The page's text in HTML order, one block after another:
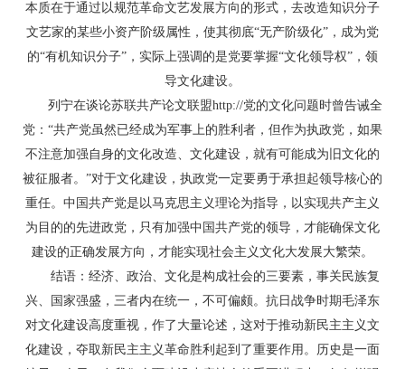
本质在于通过以规范革命文艺发展方向的形式，去改造知识分子
文艺家的某些小资产阶级属性，使其彻底“无产阶级化”，成为党
的“有机知识分子”，实际上强调的是党要掌握“文化领导权”，领
导文化建设。
列宁在谈论苏联共产论文联盟http://党的文化问题时曾告诫全
党：“共产党虽然已经成为军事上的胜利者，但作为执政党，如果
不注意加强自身的文化改造、文化建设，就有可能成为旧文化的
被征服者。”对于文化建设，执政党一定要勇于承担起领导核心的
重任。中国共产党是以马克思主义理论为指导，以实现共产主义
为目的的先进政党，只有加强中国共产党的领导，才能确保文化
建设的正确发展方向，才能实现社会主义文化大发展大繁荣。
结语：经济、政治、文化是构成社会的三要素，事关民族复
兴、国家强盛，三者内在统一，不可偏颇。抗日战争时期毛泽东
对文化建设高度重视，作了大量论述，这对于推动新民主主义文
化建设，夺取新民主主义革命胜利起到了重要作用。历史是一面